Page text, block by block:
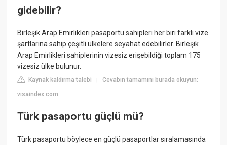
gidebilir?
Birleşik Arap Emirlikleri pasaportu sahipleri her biri farklı vize
şartlarına sahip çeşitli ülkelere seyahat edebilirler. Birleşik
Arap Emirlikleri sahiplerinin vizesiz erişebildiği toplam 175
vizesiz ülke bulunur.
Kaynak kaldırma talebi |Cevabın tamamını burada okuyun:
visaindex.com
Türk pasaportu güçlü mü?
Türk pasaportu böylece en güçlü pasaportlar sıralamasında